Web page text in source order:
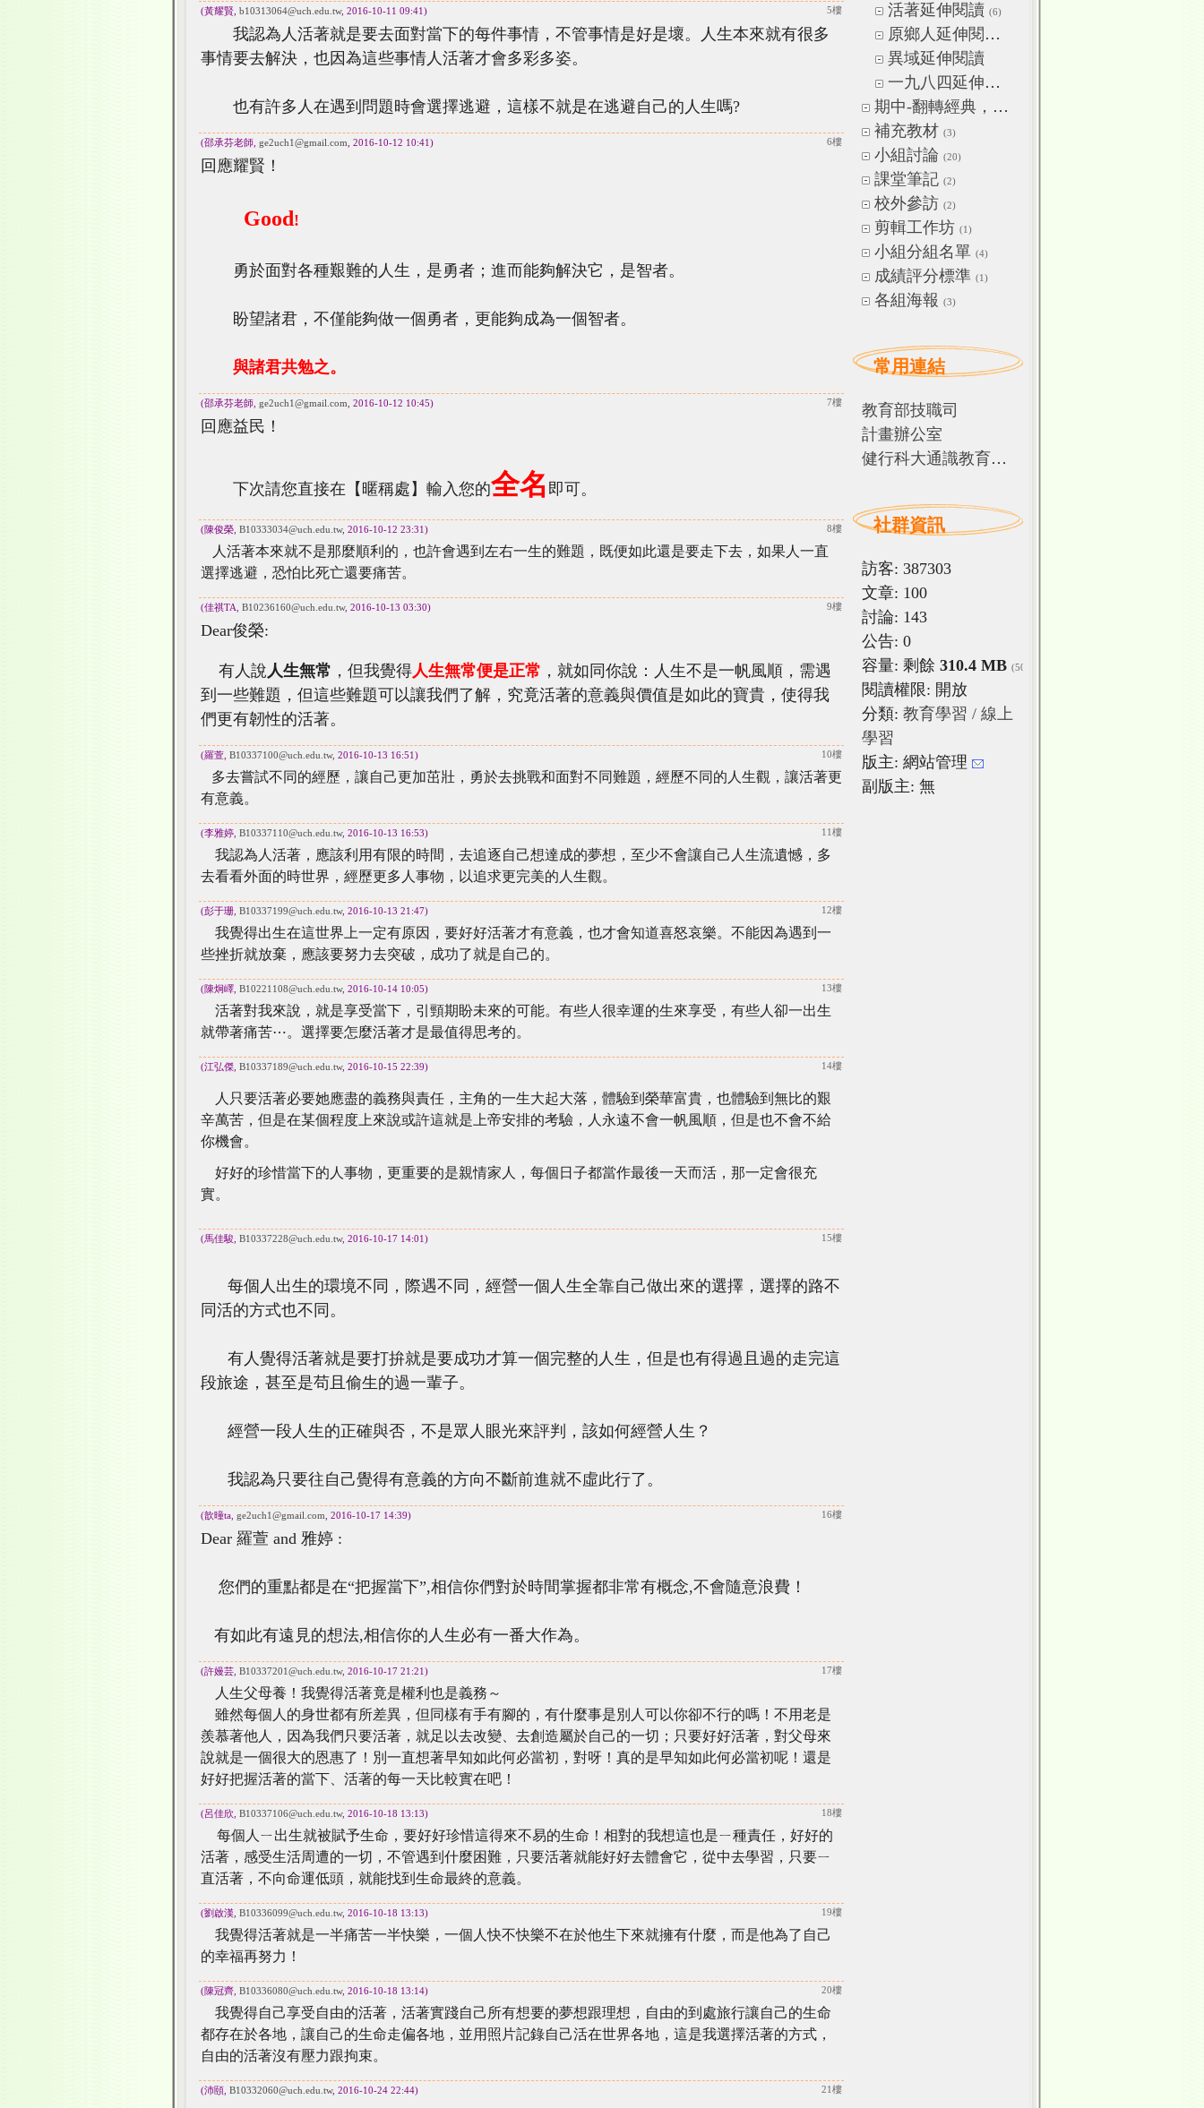
活著延伸閱讀 (6)
原鄉人延伸閱讀
異域延伸閱讀
一九八四延伸閱讀
期中-翻轉經典，玩讀文字
補充教材 (3)
小組討論 (20)
課堂筆記 (2)
校外參訪 (2)
剪輯工作坊 (1)
小組分組名單 (4)
成績評分標準 (1)
各組海報 (3)
常用連結
教育部技職司
計畫辦公室
健行科大通識教育中心
社群資訊
訪客: 387303
文章: 100
討論: 143
公告: 0
容量: 剩餘 310.4 MB (500 MB)
閱讀權限: 開放
分類: 教育學習 / 線上
學習
版主: 網站管理
副版主: 無
(黃耀賢, b10313064@uch.edu.tw, 2016-10-11 09:41) 5樓
我認為人活著就是要去面對當下的每件事情，不管事情是好是壞。人生本來就有很多
事情要去解決，也因為這些事情人活著才會多彩多姿。
也有許多人在遇到問題時會選擇逃避，這樣不就是在逃避自己的人生嗎?
(邵承芬老師, ge2uch1@gmail.com , 2016-10-12 10:41) 6樓
回應耀賢！
Good!
勇於面對各種艱難的人生，是勇者；進而能夠解決它，是智者。
盼望諸君，不僅能夠做一個勇者，更能夠成為一個智者。
與諸君共勉之。
(邵承芬老師, ge2uch1@gmail.com , 2016-10-12 10:45) 7樓
回應益民！
下次請您直接在【暱稱處】輸入您的全名 即可。
(陳俊榮, B10333034@uch.edu.tw, 2016-10-12 23:31) 8樓
人活著本來就不是那麼順利的，也許會遇到左右一生的難題，既便如此還是要走下去，如果人一直
選擇逃避，恐怕比死亡還要痛苦。
(佳祺TA, B10236160@uch.edu.tw, 2016-10-13 03:30) 9樓
Dear俊榮:
有人說人生無常 ，但我覺得人生無常便是正常 ，就如同你說：人生不是一帆風順，需遇
到一些難題，但這些難題可以讓我們了解，究竟活著的意義與價值是如此的寶貴，使得我
們更有韌性的活著。
(羅萱, B10337100@uch.edu.tw, 2016-10-13 16:51) 10樓
多去嘗試不同的經歷，讓自己更加茁壯，勇於去挑戰和面對不同難題，經歷不同的人生觀，讓活著更
有意義。
(李雅婷, B10337110@uch.edu.tw, 2016-10-13 16:53) 11樓
我認為人活著，應該利用有限的時間，去追逐自己想達成的夢想，至少不會讓自己人生流遺憾，多
去看看外面的時世界，經歷更多人事物，以追求更完美的人生觀。
(彭于珊, B10337199@uch.edu.tw, 2016-10-13 21:47) 12樓
我覺得出生在這世界上一定有原因，要好好活著才有意義，也才會知道喜怒哀樂。不能因為遇到一
些挫折就放棄，應該要努力去突破，成功了就是自己的。
(陳炯嶧, B10221108@uch.edu.tw, 2016-10-14 10:05) 13樓
活著對我來說，就是享受當下，引頸期盼未來的可能。有些人很幸運的生來享受，有些人卻一出生
就帶著痛苦⋯。選擇要怎麼活著才是最值得思考的。
(江弘傑, B10337189@uch.edu.tw, 2016-10-15 22:39) 14樓
人只要活著必要她應盡的義務與責任，主角的一生大起大落，體驗到榮華富貴，也體驗到 無比的艱
辛萬苦，但是在某個程度上來說或許這就是上帝安排的考驗，人永遠不會一帆風順 ，但是也不會不給
你機會。
好好的珍惜當下的人事物，更重要的是親情家人，每個日子都當作最後一天而活，那一定會很充
實。
(馬佳駿, B10337228@uch.edu.tw, 2016-10-17 14:01) 15樓
每個人出生的環境不同，際遇不同，經營一個人生全靠自己做出來的選擇，選擇的路不
同活的方式也不同。
有人覺得活著就是要打拚就是要成功才算一個完整的人生，但是也有得過且過的走完這
段旅途，甚至是苟且偷生的過一輩子。
經營一段人生的正確與否，不是眾人眼光來評判，該如何經營人生？
我認為只要往自己覺得有意義的方向不斷前進就不虛此行了。
(歆曈ta, ge2uch1@gmail.com , 2016-10-17 14:39) 16樓
Dear 羅萱 and 雅婷 :
您們的重點都是在“把握當下”,相信你們對於時間掌握都非常有概念,不會隨意浪費！
有如此有遠見的想法,相信你的人生必有一番大作為。
(許嫚芸, B10337201@uch.edu.tw, 2016-10-17 21:21) 17樓
人生父母養！我覺得活著竟是權利也是義務～
雖然每個人的身世都有所差異，但同樣有手有腳的，有什麼事是別人可以你卻不行的嗎！不用老是
羨慕著他人，因為我們只要活著，就足以去改變、去創造屬於自己的一切；只要好好活著，對父母來
說就是一個很大的恩惠了！別一直想著早知如此何必當初，對呀！真的是早知如此何必當初呢！還是
好好把握活著的當下、活著的每一天比較實在吧！
(呂佳欣, B10337106@uch.edu.tw, 2016-10-18 13:13) 18樓
每個人ㄧ出生就被賦予生命，要好好珍惜這得來不易的生命！相對的我想這也是ㄧ種責任，好好的
活著，感受生活周遭的一切，不管遇到什麼困難，只要活著就能好好去體會它，從中去學習，只要ㄧ
直活著，不向命運低頭，就能找到生命最終的意義。
(劉啟漢, B10336099@uch.edu.tw, 2016-10-18 13:13) 19樓
我覺得活著就是一半痛苦一半快樂，一個人快不快樂不在於他生下來就擁有什麼，而是他為了自己
的幸福再努力！
(陳冠齊, B10336080@uch.edu.tw, 2016-10-18 13:14) 20樓
我覺得自己享受自由的活著，活著實踐自己所有想要的夢想跟理想，自由的到處旅行讓自己的生命
都存在於各地，讓自己的生命走偏各地，並用照片記錄自己活在世界各地，這是我選擇活著的方式，
自由的活著沒有壓力跟拘束。
(沛頤, B10332060@uch.edu.tw, 2016-10-24 22:44) 21樓